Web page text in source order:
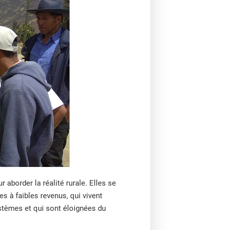
aborder la réalité rurale. Elles se
à faibles revenus, qui vivent
et qui sont éloignées du